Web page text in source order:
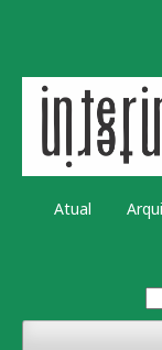
Atual